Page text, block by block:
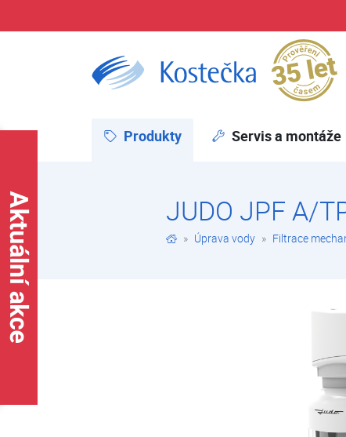
Produkty (aktuální)Servis a montáže
JUDO JPF A/
Úprava vody Filtrace